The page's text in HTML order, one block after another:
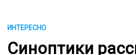
ИНТЕРЕСНО
Синоптики